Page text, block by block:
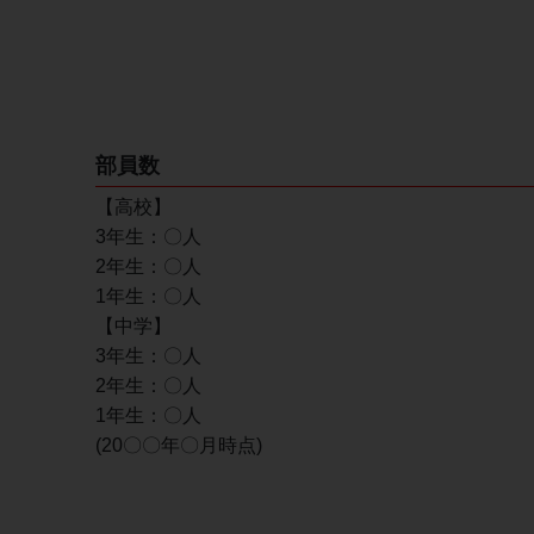
部員数
【高校】
3年生：〇人
2年生：〇人
1年生：〇人
【中学】
3年生：〇人
2年生：〇人
1年生：〇人
(20〇〇年〇月時点)